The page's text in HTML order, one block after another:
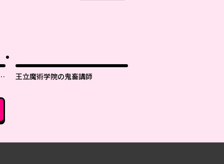
王立魔術学院の鬼畜講師